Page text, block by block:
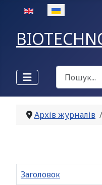
Оберіть свою мову
Пошук
Архів журналів
Заголовок